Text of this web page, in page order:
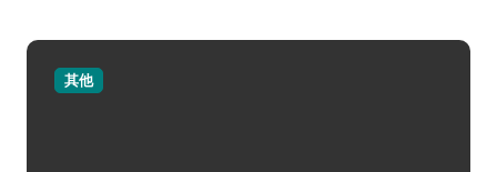
其他